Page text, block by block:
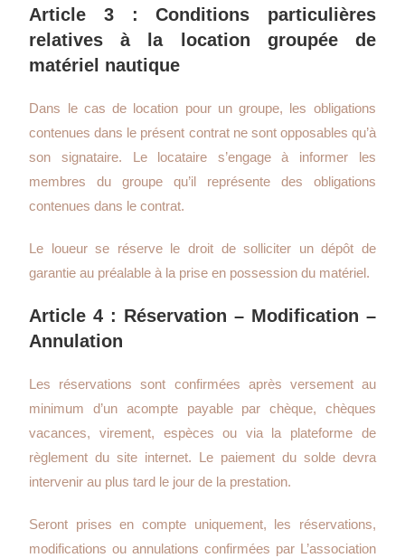
Article 3 : Conditions particulières
relatives à la location groupée de
matériel nautique
Dans le cas de location pour un groupe, les obligations
contenues dans le présent contrat ne sont opposables qu’à
son signataire. Le locataire s’engage à informer les
membres du groupe qu’il représente des obligations
contenues dans le contrat.
Le loueur se réserve le droit de solliciter un dépôt de
garantie au préalable à la prise en possession du matériel.
Article 4 : Réservation – Modification –
Annulation
Les réservations sont confirmées après versement au
minimum d’un acompte payable par chèque, chèques
vacances, virement, espèces ou via la plateforme de
règlement du site internet. Le paiement du solde devra
intervenir au plus tard le jour de la prestation.
Seront prises en compte uniquement, les réservations,
modifications ou annulations confirmées par L’association